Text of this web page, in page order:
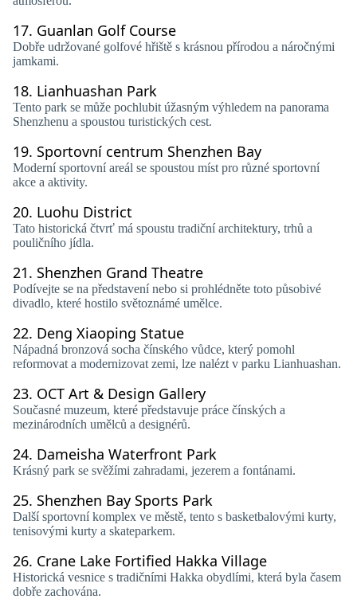
17. Guanlan Golf Course
Dobře udržované golfové hřiště s krásnou přírodou a náročnými
jamkami.
18. Lianhuashan Park
Tento park se může pochlubit úžasným výhledem na panorama
Shenzhenu a spoustou turistických cest.
19. Sportovní centrum Shenzhen Bay
Moderní sportovní areál se spoustou míst pro různé sportovní
akce a aktivity.
20. Luohu District
Tato historická čtvrť má spoustu tradiční architektury, trhů a
pouličního jídla.
21. Shenzhen Grand Theatre
Podívejte se na představení nebo si prohlédněte toto působivé
divadlo, které hostilo světoznámé umělce.
22. Deng Xiaoping Statue
Nápadná bronzová socha čínského vůdce, který pomohl
reformovat a modernizovat zemi, lze nalézt v parku Lianhuashan.
23. OCT Art & Design Gallery
Současné muzeum, které představuje práce čínských a
mezinárodních umělců a designérů.
24. Dameisha Waterfront Park
Krásný park se svěžími zahradami, jezerem a fontánami.
25. Shenzhen Bay Sports Park
Další sportovní komplex ve městě, tento s basketbalovými kurty,
tenisovými kurty a skateparkem.
26. Crane Lake Fortified Hakka Village
Historická vesnice s tradičními Hakka obydlími, která byla časem
dobře zachována.